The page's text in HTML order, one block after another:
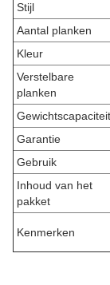
Stijl
Aantal planken
Kleur
Verstelbare
planken
Gewichtscapaciteit
Garantie
Gebruik
Inhoud van het
pakket
Kenmerken